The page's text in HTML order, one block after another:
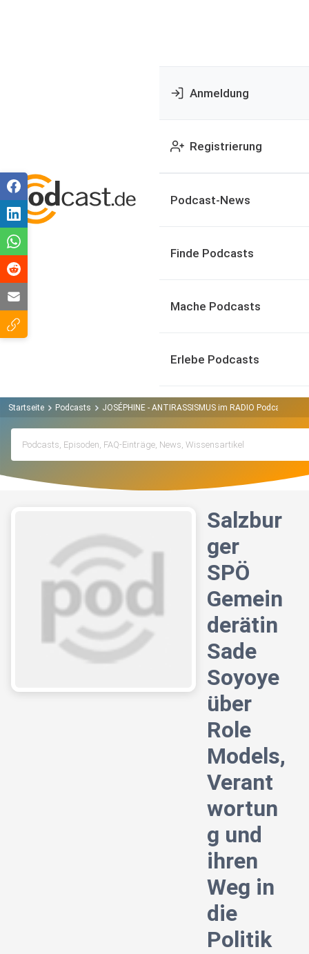
Anmeldung
Registrierung
Podcast-News
Finde Podcasts
Mache Podcasts
Erlebe Podcasts
Startseite Podcasts JOSÉPHINE - ANTIRASSISMUS im RADIO Podcast
Salzbur
ger
SPÖ
Gemein
derätin
Sade
Soyoye
über
Role
Models,
Verant
wortun
g und
ihren
Weg in
die
Politik